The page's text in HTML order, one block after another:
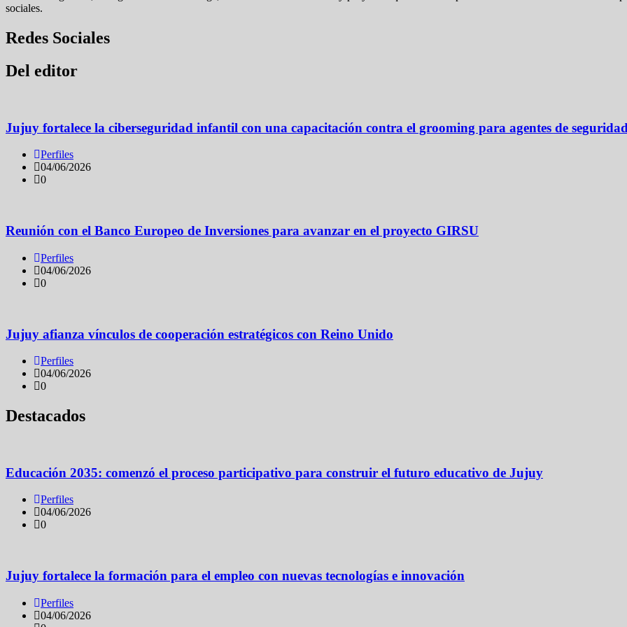
sociales.
Redes Sociales
10K+
20K+
5K+
1M+
Del editor
Jujuy fortalece la ciberseguridad infantil con una capacitación contra el grooming para agentes de
Perfiles
04/06/2026
0
Reunión con el Banco Europeo de Inversiones para avanzar en el proyecto GIRSU
Perfiles
04/06/2026
0
Jujuy afianza vínculos de cooperación estratégicos con Reino Unido
Perfiles
04/06/2026
0
Destacados
Educación 2035: comenzó el proceso participativo para construir el futuro educativo de Jujuy
Perfiles
04/06/2026
0
Jujuy fortalece la formación para el empleo con nuevas tecnologías e innovación
Perfiles
04/06/2026